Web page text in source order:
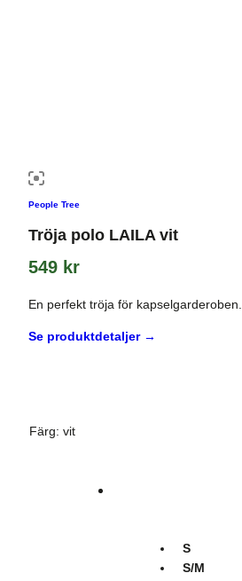
People Tree
Tröja polo LAILA vit
549 kr
En perfekt tröja för kapselgarderoben.
Se produktdetaljer →
Färg: vit
S
S/M